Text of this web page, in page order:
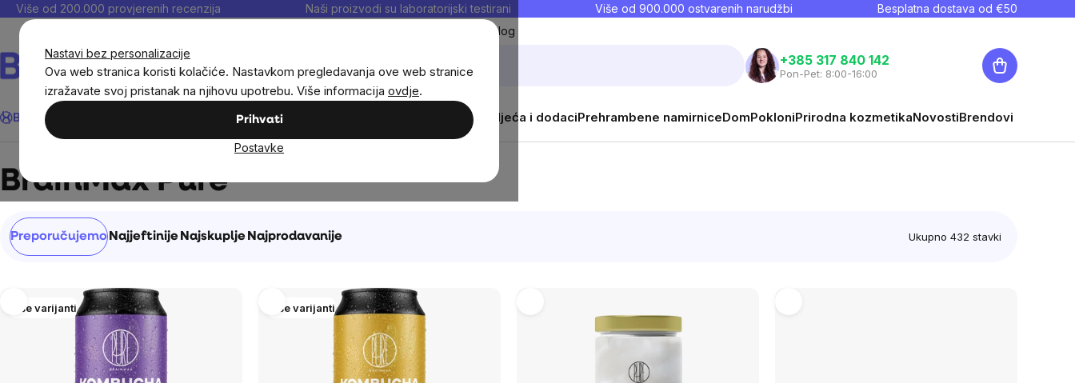
Nastavi bez personalizacije
Ova web stranica koristi kolačiće. Nastavkom pregledavanja ove web stranice
izražavate svoj pristanak na njihovu upotrebu. Više informacija ovdje.
Prihvati
Postavke
Preskoči
Više od 200.000 provjerenih recenzija Naši proizvodi su laboratorijski testirani Više od 900.000 ostvarenih narudžbi Besplatna dostava od €50
Blog
Traži
+385 317 840 142
Pon-Pet: 8:00-16:00
Košarica
BrainMax® Dodaci prehraniNoviteti Sportska odjeća i dodaciPrehrambene namirniceDomPokloniPrirodna kozmetikaNovostiBrendovi
BrainMax Pure
Sortiranje
proizvoda
Preporučujemo Najjeftinije Najskuplje Najprodavanije Ukupno 432 stavki
List
products
Više varijanti Više varijanti